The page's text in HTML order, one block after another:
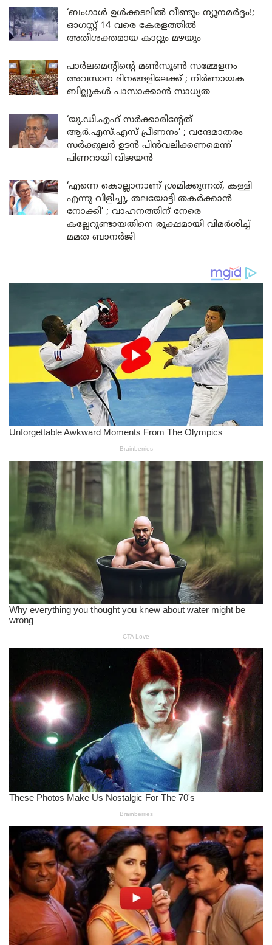
‘ബംഗാൾ ഉൾക്കടലിൽ വീണ്ടും ന്യൂനമർദ്ദം!;
ഓഗസ്റ്റ് 14 വരെ കേരളത്തിൽ
അതിശക്തമായ കാറ്റും മഴയും
പാർലമെന്റിന്റെ മൺസൂൺ സമ്മേളനം
അവസാന ദിനങ്ങളിലേക്ക് ; നിർണായക
ബില്ലുകൾ പാസാക്കാൻ സാധ്യത
‘യു.ഡി.എഫ് സർക്കാരിന്റേത്
ആർ.എസ്.എസ് പ്രീണനം’ ; വന്ദേമാതരം
സർക്കുലർ ഉടൻ പിൻവലിക്കണമെന്ന്
പിണറായി വിജയൻ
‘എന്നെ കൊല്ലാനാണ് ശ്രമിക്കുന്നത്, കള്ളി
എന്നു വിളിച്ചു, തലയോട്ടി തകർക്കാൻ
നോക്കി’ ; വാഹനത്തിന് നേരെ
കല്ലേറുണ്ടായതിനെ രൂക്ഷമായി വിമർശിച്ച്
മമത ബാനർജി